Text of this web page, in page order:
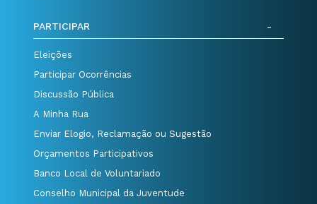
PARTICIPAR
Eleições
Participar Ocorrências
Discussão Pública
A Minha Rua
Enviar Elogio, Reclamação ou Sugestão
Orçamentos Participativos
Banco Local de Voluntariado
Conselho Municipal da Juventude